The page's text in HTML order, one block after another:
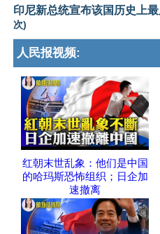
印尼新总统宣布该国历史上
次)
人民报视频:
红朝末世乱象：他们是中国
的哈玛斯恐怖组织；日企加
速撤离